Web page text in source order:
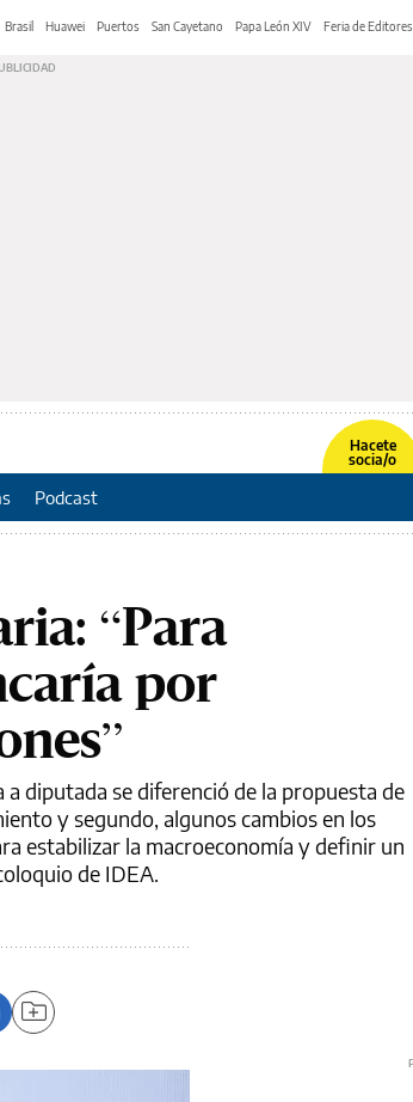
Brasil Huawei Puertos San Cayetano Papa León XIV Feria de Editores
Hacete
socia/o
Podcast
“Para
por
diputada se diferenció de la propuesta de
y segundo, algunos cambios en los
estabilizar la macroeconomía y definir un
de IDEA.